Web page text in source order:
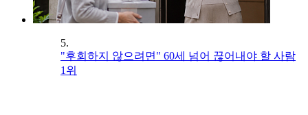
5.
"후회하지 않으려면" 60세 넘어 끊어내야 할 사람
1위